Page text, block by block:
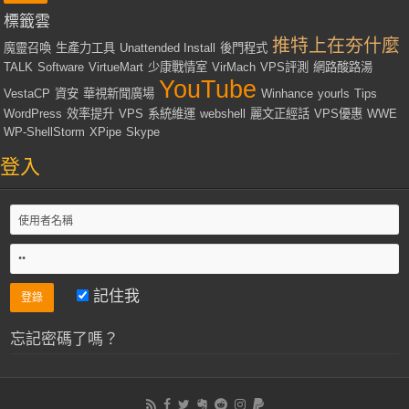
標籤雲
魔靈召喚 生產力工具 Unattended Install 後門程式 推特上在夯什麼
TALK Software VirtueMart 少康戰情室 VirMach VPS評測 網路酸路湯
VestaCP 資安 華視新聞廣場 YouTube Winhance yourls Tips
WordPress 效率提升 VPS 系統維運 webshell 麗文正經話 VPS優惠 WWE
WP-ShellStorm XPipe Skype
登入
記住我
忘記密碼了嗎？